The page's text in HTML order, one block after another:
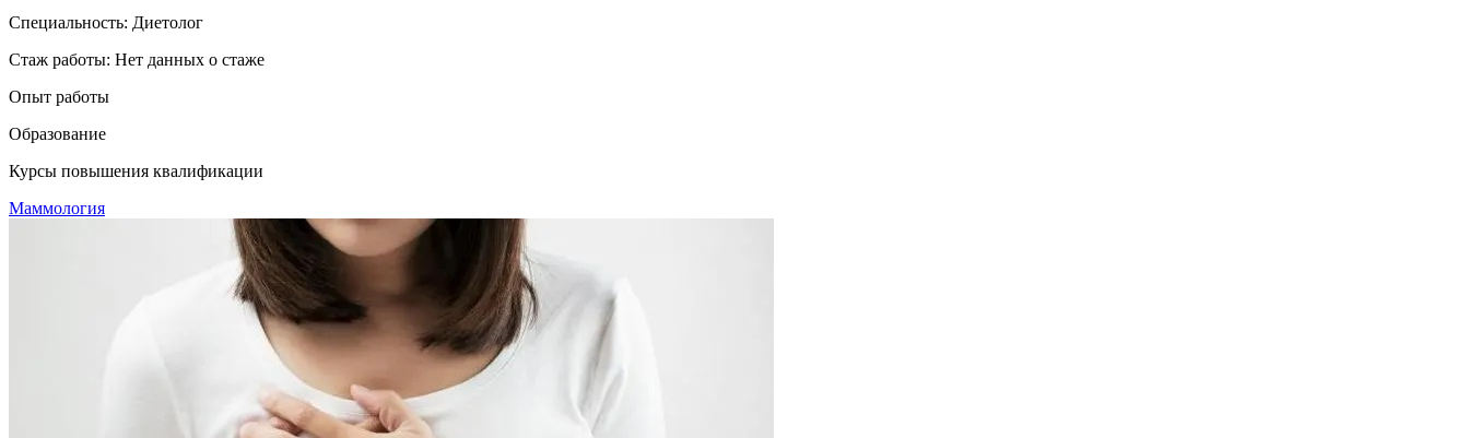
Специальность: Диетолог
Стаж работы: Нет данных о стаже
Опыт работы
Образование
Курсы повышения квалификации
Маммология